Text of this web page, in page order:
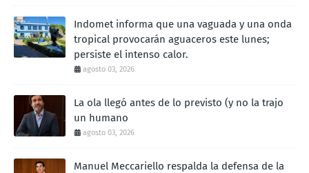
Indomet informa que una vaguada y una onda
tropical provocarán aguaceros este lunes;
persiste el intenso calor.
agosto 03, 2026
La ola llegó antes de lo previsto (y no la trajo
un humano
agosto 03, 2026
Manuel Meccariello respalda la defensa de la